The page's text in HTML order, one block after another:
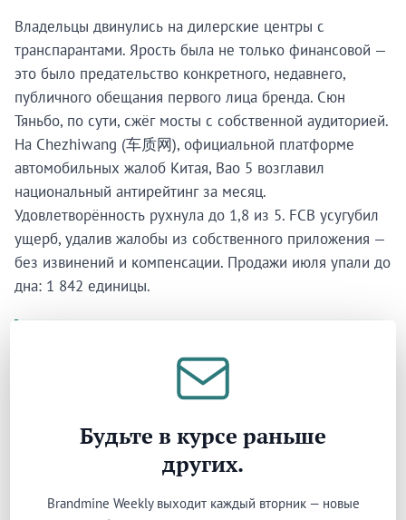
Владельцы двинулись на дилерские центры с
транспарантами. Ярость была не только финансовой —
это было предательство конкретного, недавнего,
публичного обещания первого лица бренда. Сюн
Тяньбо, по сути, сжёг мосты с собственной аудиторией.
На Chezhiwang (车质网), официальной платформе
автомобильных жалоб Китая, Bao 5 возглавил
национальный антирейтинг за месяц.
Удовлетворённость рухнула до 1,8 из 5. FCB усугубил
ущерб, удалив жалобы из собственного приложения —
без извинений и компенсации. Продажи июля упали до
дна: 1 842 единицы.
Снижение на ¥50 000 разрушило публичное
обещание и вызвало бунт владельцев — но
спасло продажи. FCB развернулся от нишевого
бездорожья к массовому сегменту: серия Tai
расширила линейку с одной модели до четырёх
за год. Рост в 2025-м — 316%, до 234 637 единиц.
Будьте в курсе раньше
других.
Brandmine Weekly выходит каждый вторник — новые